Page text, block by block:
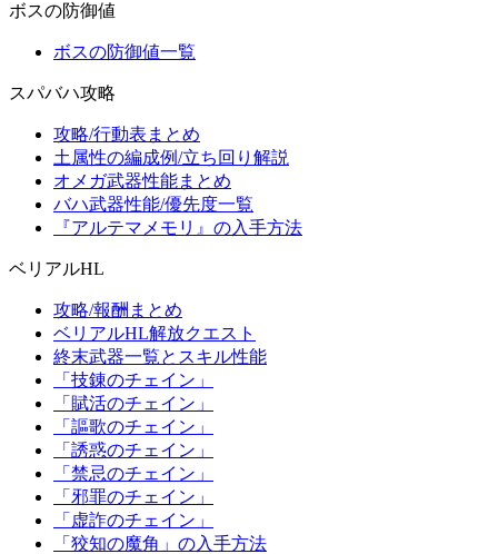
ボスの防御値
ボスの防御値一覧
スパバハ攻略
攻略/行動表まとめ
土属性の編成例/立ち回り解説
オメガ武器性能まとめ
バハ武器性能/優先度一覧
『アルテマメモリ』の入手方法
ベリアルHL
攻略/報酬まとめ
ベリアルHL解放クエスト
終末武器一覧とスキル性能
「技錬のチェイン」
「賦活のチェイン」
「謳歌のチェイン」
「誘惑のチェイン」
「禁忌のチェイン」
「邪罪のチェイン」
「虚詐のチェイン」
「狡知の魔角」の入手方法